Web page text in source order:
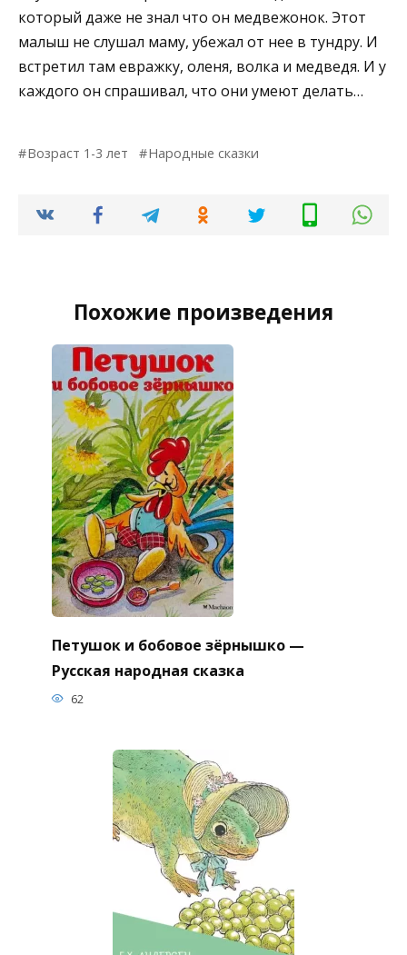
который даже не знал что он медвежонок. Этот
малыш не слушал маму, убежал от нее в тундру. И
встретил там евражку, оленя, волка и медведя. И у
каждого он спрашивал, что они умеют делать…
Возраст 1-3 лет Народные сказки
Похожие произведения
Петушок и бобовое зёрнышко —
Русская народная сказка
62